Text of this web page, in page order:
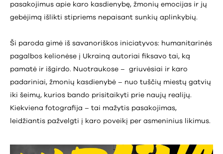
pasakojimus apie karo kasdienybę, žmonių emocijas ir jų
gebėjimą išlikti stipriems nepaisant sunkių aplinkybių.
Ši paroda gimė iš savanoriškos iniciatyvos: humanitarinės
pagalbos kelionėse į Ukrainą autoriai fiksavo tai, ką
pamatė ir išgirdo. Nuotraukose – griuvėsiai ir karo
padariniai, žmonių kasdienybė – nuo tuščių miestų gatvių
iki šeimų, kurios bando prisitaikyti prie naujų realijų.
Kiekviena fotografija – tai mažytis pasakojimas,
leidžiantis pažvelgti į karo poveikį per asmeninius likimus.